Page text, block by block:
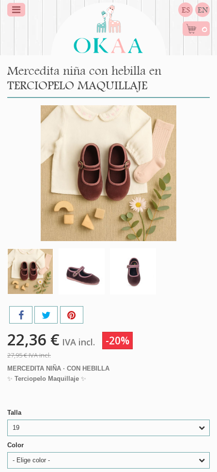
ES EN
0
Mercedita niña con hebilla en
TERCIOPELO MAQUILLAJE
22,36 € IVA incl. -20%
27,95 €IVA incl.
MERCEDITA NIÑA · CON HEBILLA
✨ Terciopelo Maquillaje ✨
Talla
19
Color
- Elige color -